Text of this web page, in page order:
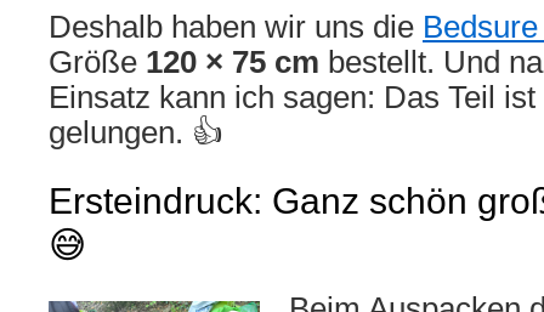
Deshalb haben wir uns die
Größe 120 × 75 cm bestellt. Und
Einsatz kann ich sagen: Das Teil
gelungen. 👍
Ersteindruck: Ganz schön
😅